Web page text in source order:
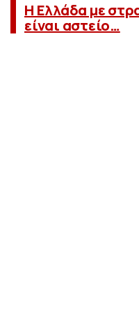
Η Ελλάδα με
είναι αστείο…